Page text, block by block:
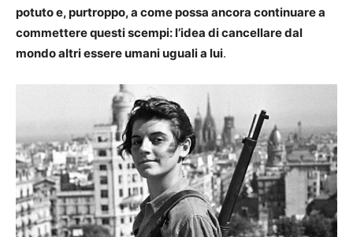
potuto e, purtroppo, a come possa ancora continuare a
commettere questi scempi: l’idea di cancellare dal
mondo altri essere umani uguali a lui.